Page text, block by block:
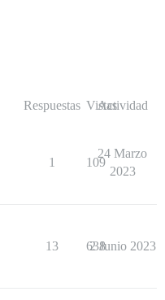
Respuestas Vistas
Actividad
1 109
24 Marzo
2023
13 638
2 Junio 2023